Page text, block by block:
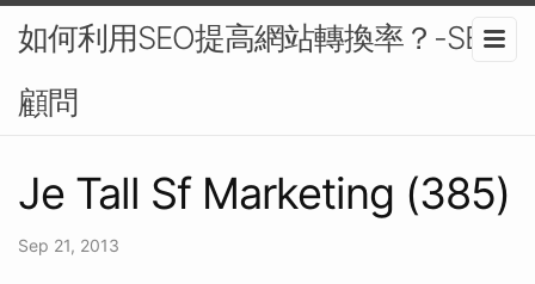
如何利用SEO提高網站轉換率？-SEO
顧問
Je Tall Sf Marketing (385)
Sep 21, 2013